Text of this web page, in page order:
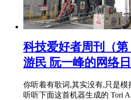
科技爱好者周刊（第
游民 阮一峰的网络
你听着有歌词,其实没有,只是模
听听下面这首机器生成的 Tori